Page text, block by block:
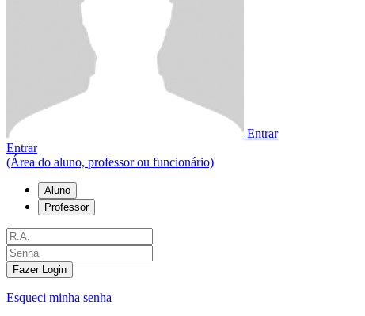
Entrar
Entrar
(Área do aluno, professor ou funcionário)
Aluno
Professor
Fazer Login
Esqueci minha senha